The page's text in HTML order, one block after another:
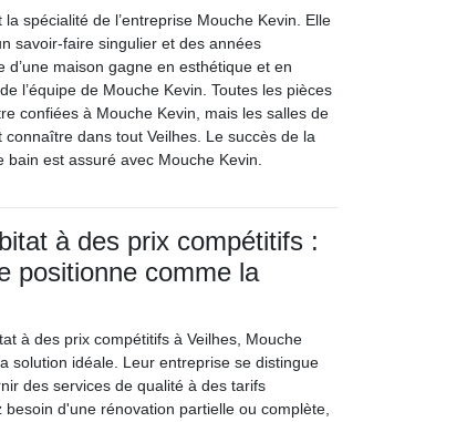
spécialité de l’entreprise Mouche Kevin. Elle
savoir-faire singulier et des années
d’une maison gagne en esthétique et en
l’équipe de Mouche Kevin. Toutes les pièces
confiées à Mouche Kevin, mais les salles de
connaître dans tout Veilhes. Le succès de la
est assuré avec Mouche Kevin.
à des prix compétitifs :
positionne comme la
à des prix compétitifs à Veilhes, Mouche
solution idéale. Leur entreprise se distingue
des services de qualité à des tarifs
d'une rénovation partielle ou complète,